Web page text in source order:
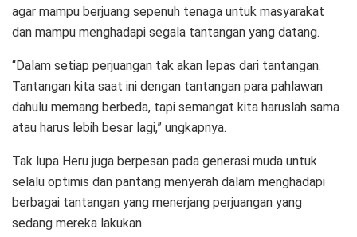
agar mampu berjuang sepenuh tenaga untuk masyarakat
dan mampu menghadapi segala tantangan yang datang.
“Dalam setiap perjuangan tak akan lepas dari tantangan.
Tantangan kita saat ini dengan tantangan para pahlawan
dahulu memang berbeda, tapi semangat kita haruslah sama
atau harus lebih besar lagi,” ungkapnya.
Tak lupa Heru juga berpesan pada generasi muda untuk
selalu optimis dan pantang menyerah dalam menghadapi
berbagai tantangan yang menerjang perjuangan yang
sedang mereka lakukan.